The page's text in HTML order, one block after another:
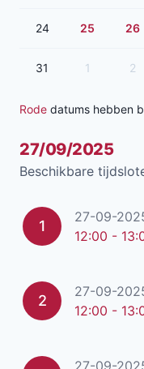
24 25 26
31 1 2
Rode datums hebben
27/09/2025
Beschikbare
1
27-09-
12:00 -
2
27-09-
12:00 -
27-09-